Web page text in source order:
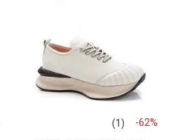
(1) -62%